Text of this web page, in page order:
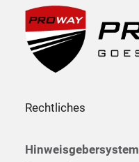
Rechtliches
Hinweisgebersystem